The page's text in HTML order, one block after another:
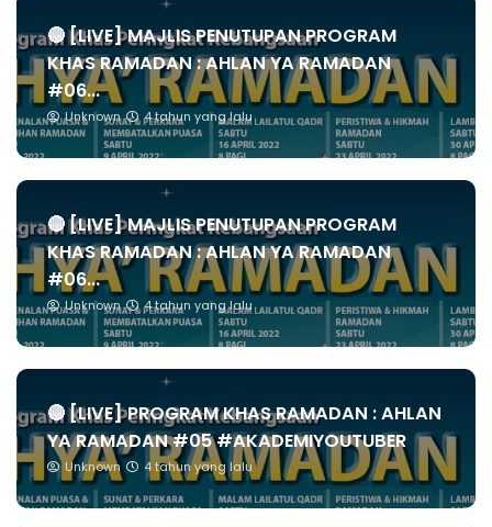
🔴 [LIVE] MAJLIS PENUTUPAN PROGRAM
KHAS RAMADAN : AHLAN YA RAMADAN
#06...
Unknown 4 tahun yang lalu
🔴 [LIVE] MAJLIS PENUTUPAN PROGRAM
KHAS RAMADAN : AHLAN YA RAMADAN
#06...
Unknown 4 tahun yang lalu
🔴 [LIVE] PROGRAM KHAS RAMADAN : AHLAN
YA RAMADAN #05 #AKADEMIYOUTUBER
Unknown 4 tahun yang lalu